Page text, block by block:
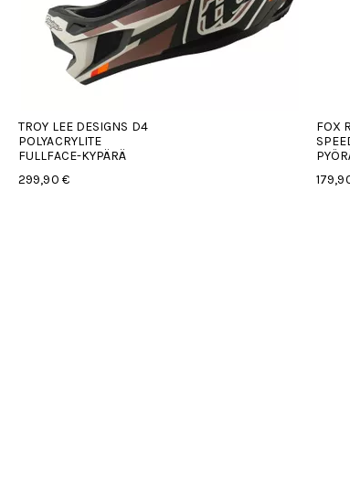
FOX RACING
SPEEDFRAME PRO MIPS
PYÖRÄILYKYPÄRÄ
179,90 €